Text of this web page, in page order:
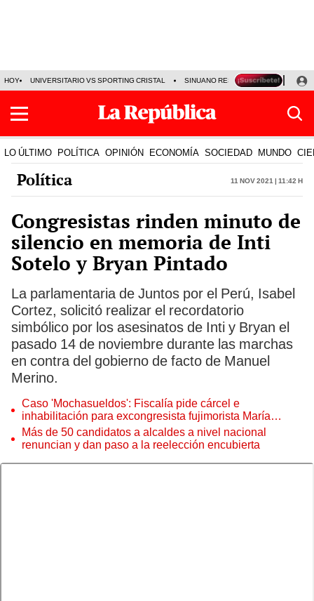
HOY UNIVERSITARIO VS SPORTING CRISTAL SINUANO RESULTADOS HOY
LO ÚLTIMO POLÍTICA OPINIÓN ECONOMÍA SOCIEDAD MUNDO
Política 11 Nov 2021 | 11:42 h
Congresistas rinden minuto de
silencio en memoria de Inti
Sotelo y Bryan Pintado
La parlamentaria de Juntos por el Perú, Isabel
Cortez, solicitó realizar el recordatorio
simbólico por los asesinatos de Inti y Bryan el
pasado 14 de noviembre durante las marchas
en contra del gobierno de facto de Manuel
Merino.
Caso 'Mochasueldos': Fiscalía pide cárcel e
inhabilitación para excongresista fujimorista María
Cordero Jon Tay
Más de 50 candidatos a alcaldes a nivel nacional
renuncian y dan paso a la reelección encubierta